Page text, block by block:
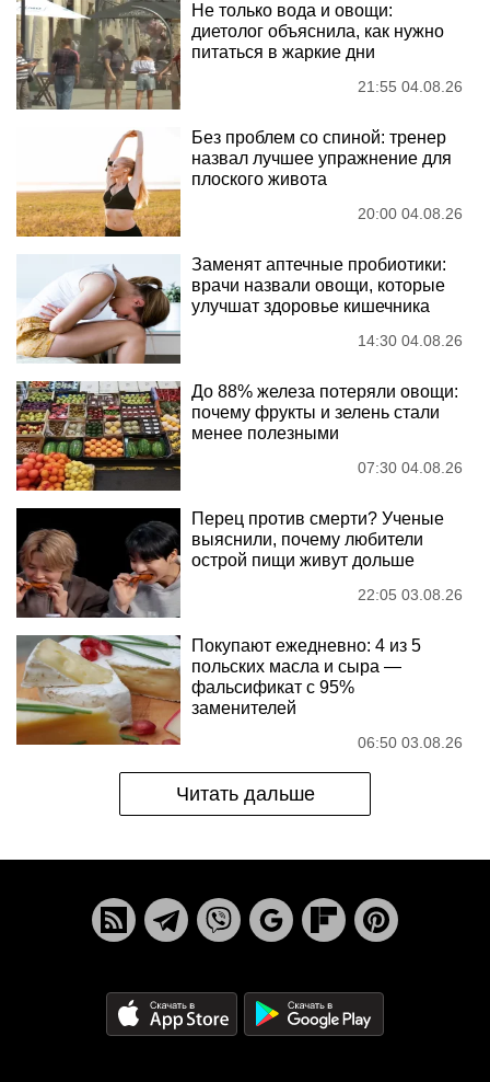
Не только вода и овощи:
диетолог объяснила, как нужно
питаться в жаркие дни
21:55 04.08.26
Без проблем со спиной: тренер
назвал лучшее упражнение для
плоского живота
20:00 04.08.26
Заменят аптечные пробиотики:
врачи назвали овощи, которые
улучшат здоровье кишечника
14:30 04.08.26
До 88% железа потеряли овощи:
почему фрукты и зелень стали
менее полезными
07:30 04.08.26
Перец против смерти? Ученые
выяснили, почему любители
острой пищи живут дольше
22:05 03.08.26
Покупают ежедневно: 4 из 5
польских масла и сыра —
фальсификат с 95%
заменителей
06:50 03.08.26
Читать дальше